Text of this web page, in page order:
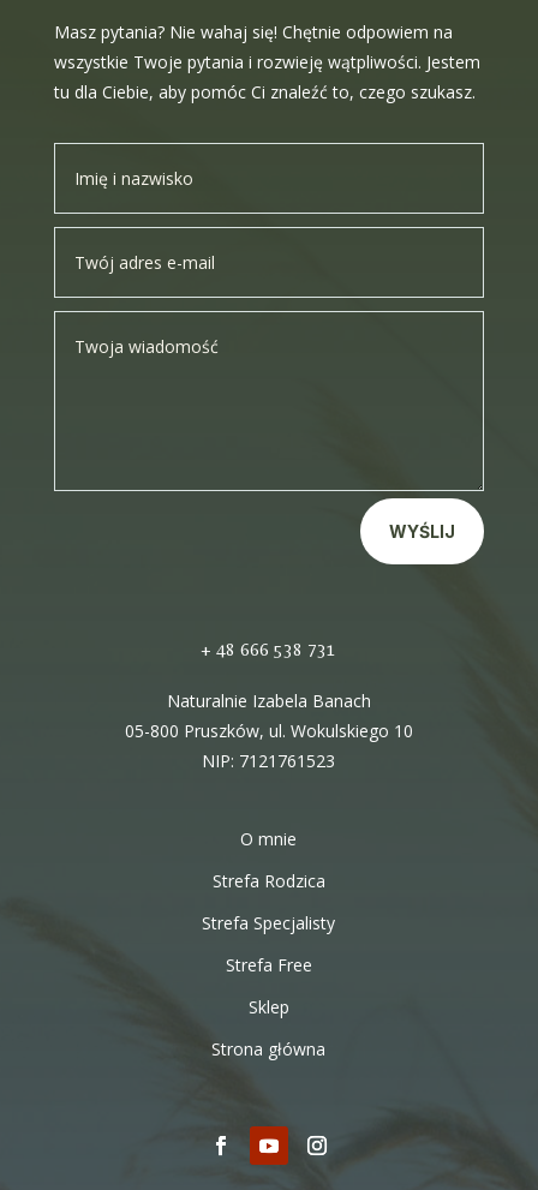
Masz pytania? Nie wahaj się! Chętnie odpowiem na
wszystkie Twoje pytania i rozwieję wątpliwości. Jestem
tu dla Ciebie, aby pomóc Ci znaleźć to, czego szukasz.
WYŚLIJ
+ 48 666 538 731
Naturalnie Izabela Banach
05-800 Pruszków, ul. Wokulskiego 10
NIP: 7121761523
O mnie
Strefa Rodzica
Strefa Specjalisty
Strefa Free
Sklep
Strona główna